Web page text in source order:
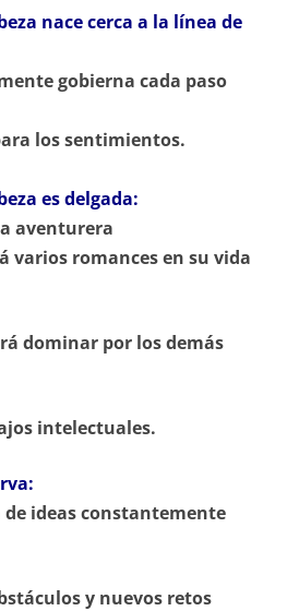
nace cerca a la línea de
gobierna cada paso
los sentimientos.
es delgada:
aventurera
varios romances en su vida
dominar por los demás
intelectuales.
de ideas constantemente
y nuevos retos